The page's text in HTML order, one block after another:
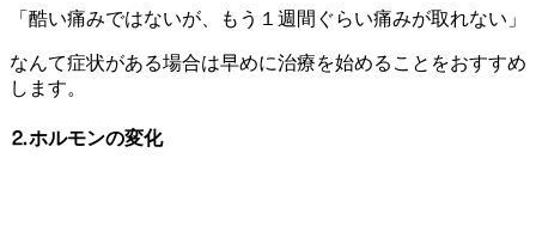
「酷い痛みではないが、もう１週間ぐらい痛みが取れない」
なんて症状がある場合は早めに治療を始めることをおすすめ
します。
⒉ホルモンの変化